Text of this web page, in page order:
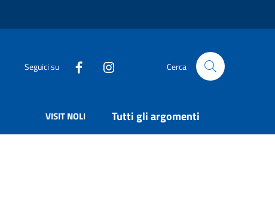
Seguici su Cerca
VISIT NOLI Tutti gli argomenti